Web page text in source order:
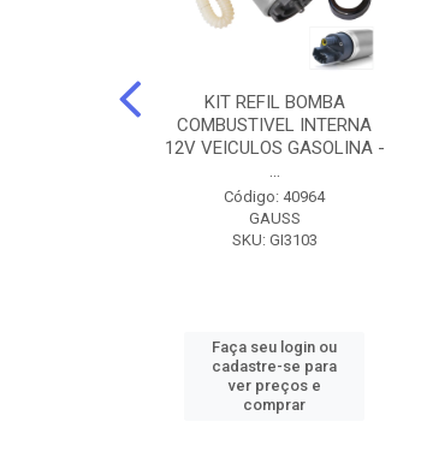
KIT REFIL BOMBA
COMBUSTIVEL INTERNA
12V VEICULOS GASOLINA -
...
Código: 40964
GAUSS
SKU: GI3103
Faça seu login ou
cadastre-se para
ver preços e
comprar